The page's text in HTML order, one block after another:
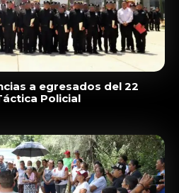
a egresados del 22
Policial